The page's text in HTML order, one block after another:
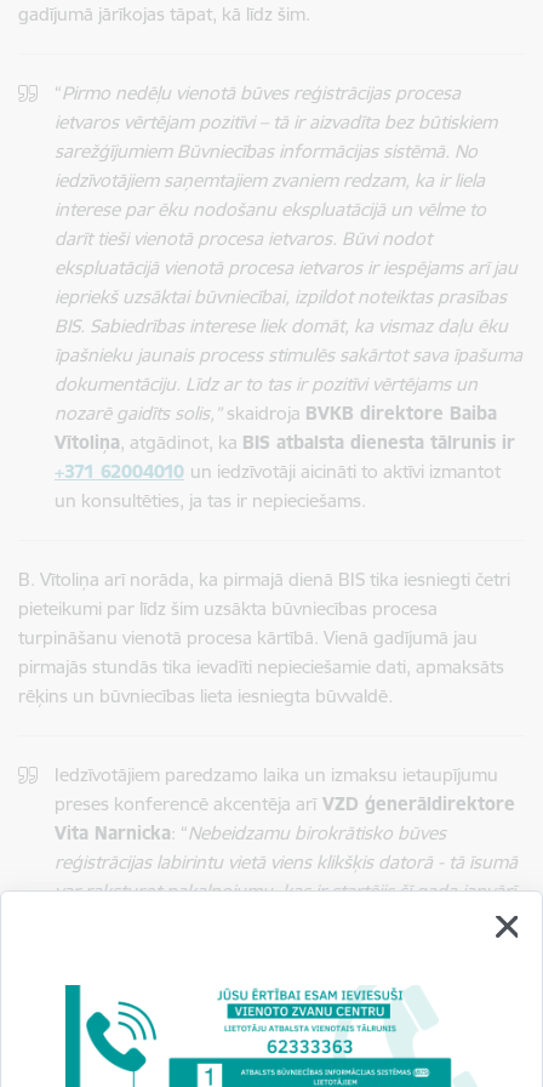
gadījumā jārīkojas tāpat, kā līdz šim.
“Pirmo nedēļu vienotā būves reģistrācijas procesa
ietvaros vērtējam pozitīvi – tā ir aizvadīta bez būtiskiem
sarežģījumiem Būvniecības informācijas sistēmā. No
iedzīvotājiem saņemtajiem zvaniem redzam, ka ir liela
interese par ēku nodošanu ekspluatācijā un vēlme to
darīt tieši vienotā procesa ietvaros. Būvi nodot
ekspluatācijā vienotā procesa ietvaros ir iespējams arī jau
iepriekš uzsāktai būvniecībai, izpildot noteiktas prasības
BIS. Sabiedrības interese liek domāt, ka vismaz daļu ēku
īpašnieku jaunais process stimulēs sakārtot sava īpašuma
dokumentāciju. Līdz ar to tas ir pozitīvi vērtējams un
nozarē gaidīts solis,” skaidroja BVKB direktore Baiba
Vītoliņa, atgādinot, ka BIS atbalsta dienesta tālrunis ir
+371 62004010 un iedzīvotāji aicināti to aktīvi izmantot
un konsultēties, ja tas ir nepieciešams.
B. Vītoliņa arī norāda, ka pirmajā dienā BIS tika iesniegti četri
pieteikumi par līdz šim uzsākta būvniecības procesa
turpināšanu vienotā procesa kārtībā. Vienā gadījumā jau
pirmajās stundās tika ievadīti nepieciešamie dati, apmaksāts
rēķins un būvniecības lieta iesniegta būvvaldē.
Iedzīvotājiem paredzamo laika un izmaksu ietaupījumu
preses konferencē akcentēja arīVZD ģenerāldirektore
Vita Narnicka: “Nebeidzamu birokrātisko būves
reģistrācijas labirintu vietā viens klikšķis datorā - tā īsumā
var raksturot pakalpojumu, kas ir startējis šī gada janvārī.
Ekonomikas ministrija, Tieslietu ministrija, Būvniecības
valsts kontroles birojs un zemesgrāmata ievieš vienoto
būvju reģistrācijas procesu. Lai paziņotu valstij par vēlmi